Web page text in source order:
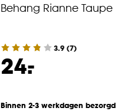
Behang Rianne Taupe
3.9 (7)
24.
-
Binnen 2-3 werkdagen bezorgd